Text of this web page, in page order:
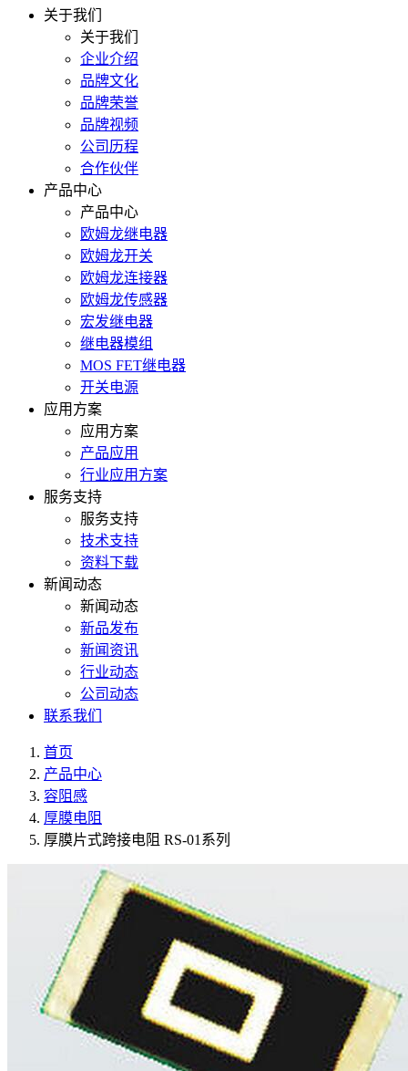
关于我们
关于我们
企业介绍
品牌文化
品牌荣誉
品牌视频
公司历程
合作伙伴
产品中心
产品中心
欧姆龙继电器
欧姆龙开关
欧姆龙连接器
欧姆龙传感器
宏发继电器
继电器模组
MOS FET继电器
开关电源
应用方案
应用方案
产品应用
行业应用方案
服务支持
服务支持
技术支持
资料下载
新闻动态
新闻动态
新品发布
新闻资讯
行业动态
公司动态
联系我们
首页
产品中心
容阻感
厚膜电阻
厚膜片式跨接电阻 RS-01系列